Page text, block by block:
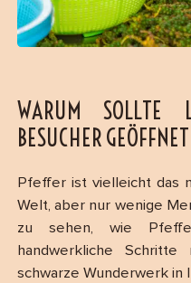
WARUM SOLLTE
BESUCHER
Pfeffer ist vielleicht das
Welt, aber nur wenige
zu sehen, wie
handwerkliche
schwarze Wunderwerk in